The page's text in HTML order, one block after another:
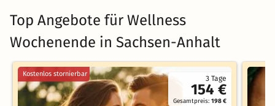
Top Angebote für Wellness
Wochenende in Sachsen-Anhalt
3 Tage
154 €
Gesamtpreis:198 €
Kostenlos stornierbar